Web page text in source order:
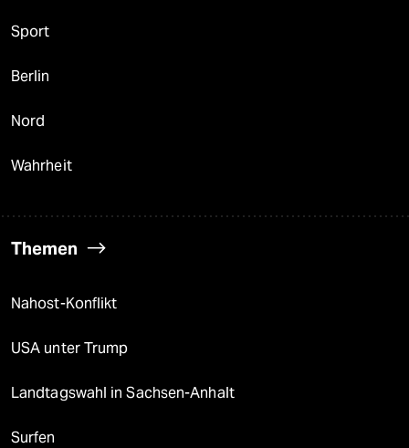
Sport
Berlin
Nord
Wahrheit
Themen
Nahost-Konflikt
USA unter Trump
Landtagswahl in Sachsen-Anhalt
Surfen